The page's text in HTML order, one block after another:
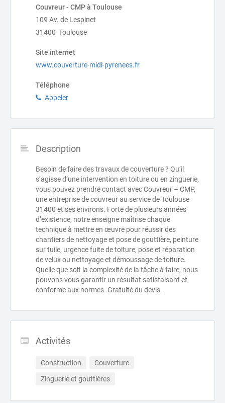
Couvreur - CMP à Toulouse
109 Av. de Lespinet
31400 Toulouse
Site internet
www.couverture-midi-pyrenees.fr
Téléphone
Appeler
Description
Besoin de faire des travaux de couverture ? Qu’il
s’agisse d’une intervention en toiture ou en zinguerie,
vous pouvez prendre contact avec Couvreur – CMP,
une entreprise de couvreur au service de Toulouse
31400 et ses environs. Forte de plusieurs années
d’existence, notre enseigne maîtrise chaque
technique à mettre en œuvre pour réussir des
chantiers de nettoyage et pose de gouttière, peinture
sur tuile, urgence fuite de toiture, pose et réparation
de velux ou nettoyage et démoussage de toiture.
Quelle que soit la complexité de la tâche à faire, nous
pouvons vous garantir un résultat satisfaisant et
conforme aux normes. Gratuité du devis.
Activités
Construction
Couverture
Zinguerie et gouttières